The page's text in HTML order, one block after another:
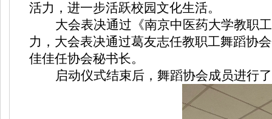
活力，进一步活跃校园文化生活。
大会表决通过《南京中医药大学教职
力，大会表决通过葛友志任教职工舞蹈协
佳佳任协会秘书长。
启动仪式结束后，舞蹈协会成员进行